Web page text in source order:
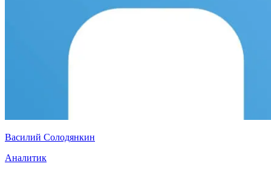
Василий Солодянкин
Аналитик